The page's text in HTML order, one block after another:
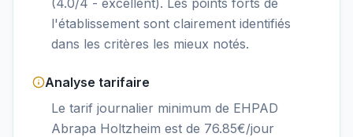
l'établissement sont clairement identifiés
dans les critères les mieux notés.
Analyse tarifaire
Le tarif journalier minimum de EHPAD
Abrapa Holtzheim est de 76.85€/jour